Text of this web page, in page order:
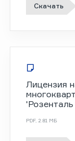
Скачать
Лицензия
PDF, 2.81 MБ